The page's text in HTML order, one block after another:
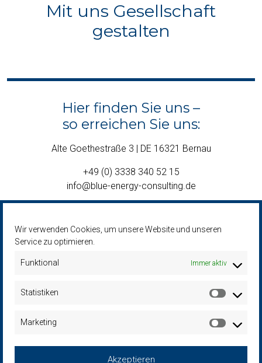
Wir verwenden Cookies, um unsere Website und unseren
Service zu optimieren.
Funktional Immer aktiv
Statistiken
Marketing
Akzeptieren
Mit uns Gesellschaft
gestalten
Hier finden Sie uns –
so erreichen Sie uns:
Alte Goethestraße 3 | DE 16321 Bernau
+49 (0) 3338 340 52 15
info@blue-energy-consulting.de